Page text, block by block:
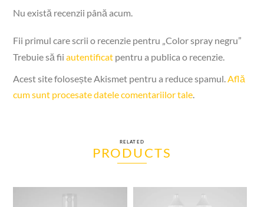
Nu există recenzii până acum.
Fii primul care scrii o recenzie pentru „Color spray negru”
Trebuie să fiiautentificat pentru a publica o recenzie.
Acest site folosește Akismet pentru a reduce spamul. Află
cum sunt procesate datele comentariilor tale
RELATED
PRODUCTS